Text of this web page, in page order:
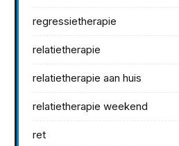
regressietherapie
relatietherapie
relatietherapie aan huis
relatietherapie weekend
ret